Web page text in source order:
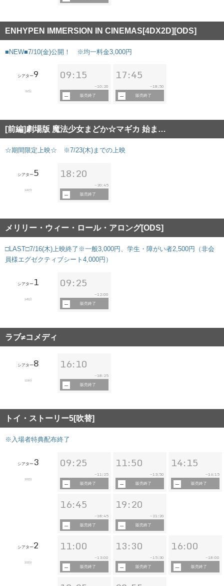
ENHYPEN IMMERSION IN CINEMAS[4DX2D][ODS]
■NEW■7/10(金)公開！ ※均一料金3,000円
シアター9
52分
09:15
~10:20
販売終了
17:45
~18:50
販売終了
[前編]劇場版 魔法少女まどか☆マギカ 始ま…
☆期間限定上映☆ ※7/23(木)までの上映
シアター5
131分
18:20
~ 20:45
販売終了
メリリー・ウィー・ロール・アロング[ODS]
□LAST□7/16(木)上映終了※一般3,000円、学生・障がい者2,500円（非会
員様エグゼクティブシート4,000円）
シアター 1
145分
09:25
~ 12:00
販売終了
ラブ≠コメディ
シアター8
119分
16:10
~18:25
販売終了
トイ・ストーリー5[吹替]
※入場者特典配布終了
シアター 3
102分
09:25
~11:25
販売終了
11:50
~13:50
販売終了
14:15
~16:15
販売終了
16:45
~18:45
販売終了
19:20
~ 21:20
販売終了
シアター2
102分
11:00
~13:00
販売終了
13:30
~15:30
販売終了
16:00
~18:00
販売終了